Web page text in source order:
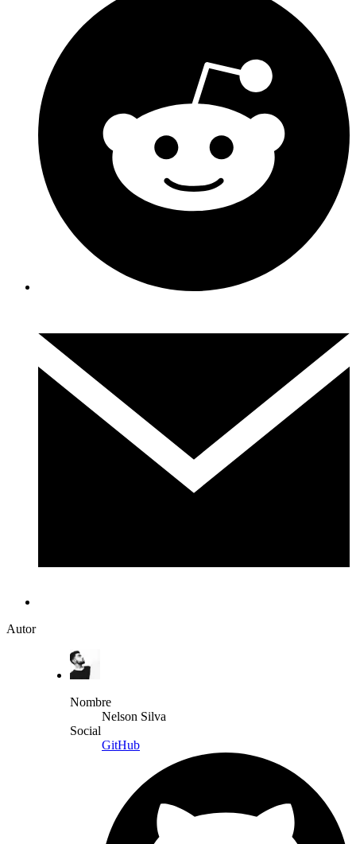
Autor
Nombre
Nelson Silva
Social
GitHub